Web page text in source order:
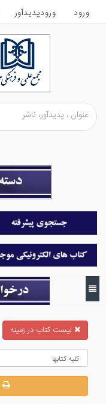
ورود ورودپدیدآور
ليست كتاب در زمينه